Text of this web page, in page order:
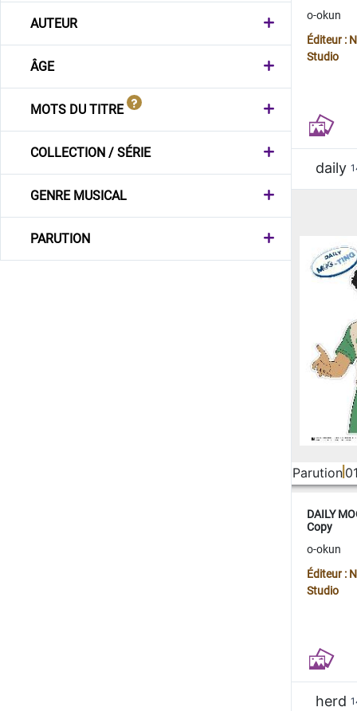
AUTEUR
ÂGE
MOTS DU TITRE
COLLECTION / SÉRIE
GENRE MUSICAL
PARUTION
o-okun
Éditeur :
Studio
daily
Parution
DAILY
Copy
o-okun
Éditeur :
Studio
herd